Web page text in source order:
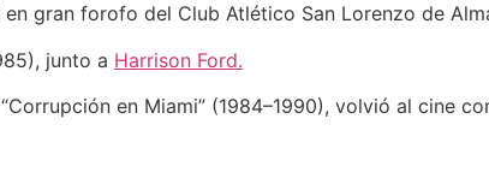
gran forofo del Club Atlético San Lorenzo de
junto a Harrison Ford.
en Miami” (1984–1990), volvió al cine